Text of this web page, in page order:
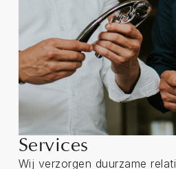
Services
Wij verzorgen duurzame